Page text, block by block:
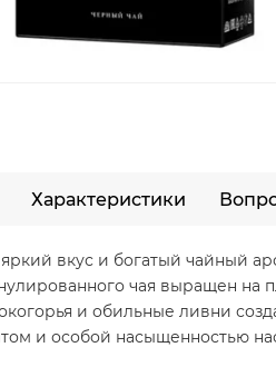
Характеристики
вкус и богатый чайный
чая выращен на
и обильные ливни
и особой насыщенностью